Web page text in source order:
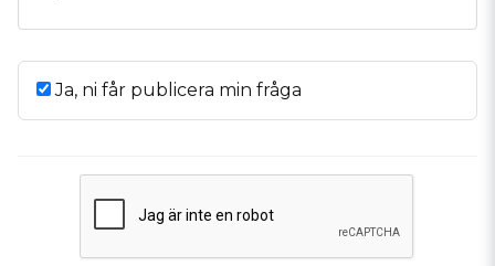
Ja, ni får publicera min fråga